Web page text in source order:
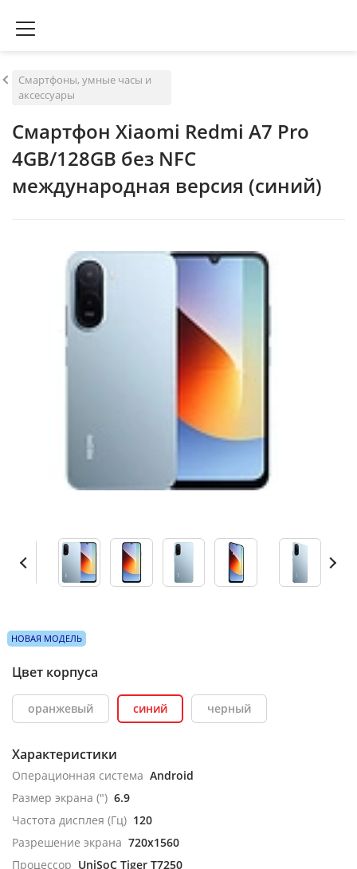
Смартфоны, умные часы и
аксессуары
Смартфон Xiaomi Redmi A7 Pro
4GB/128GB без NFC
международная версия (синий)
НОВАЯ МОДЕЛЬ
Цвет корпуса
оранжевый синий черный
Характеристики
Операционная система Android
Размер экрана (") 6.9
Частота дисплея (Гц) 120
Разрешение экрана 720x1560
Процессор UniSoC Tiger T7250